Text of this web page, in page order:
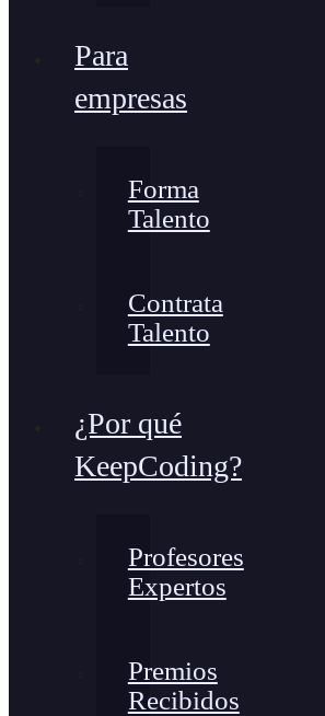
Para
empresas
Forma
Talento
Contrata
Talento
¿Por qué
KeepCoding?
Profesores
Expertos
Premios
Recibidos